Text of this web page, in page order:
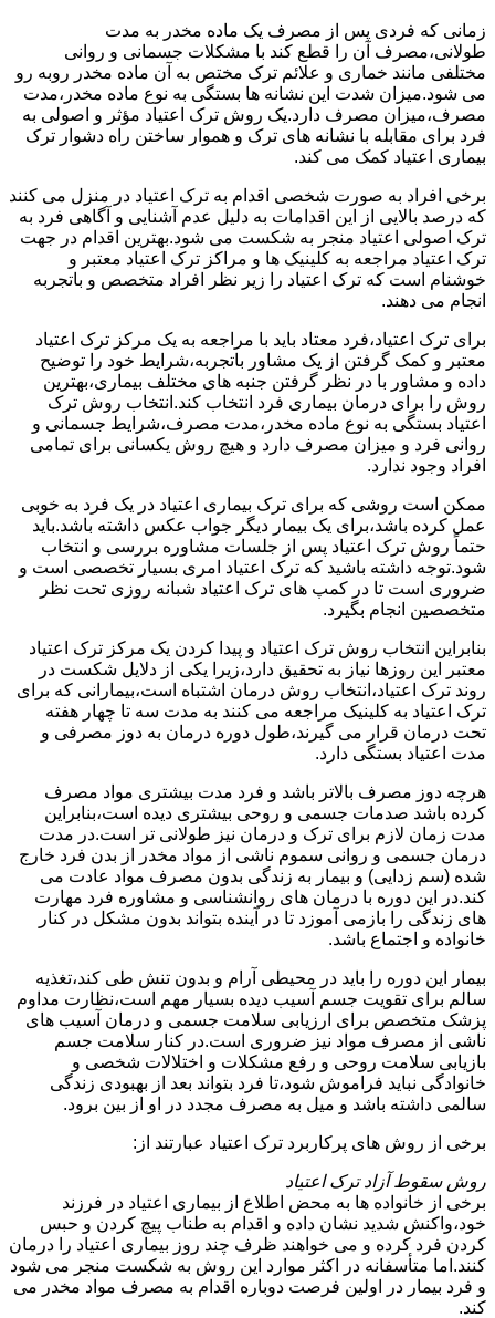
زمانی که فردی پس از مصرف یک ماده مخدر به مدت
طولانی،مصرف آن را قطع کند با مشکلات جسمانی و روانی
مختلفی مانند خماری و علائم ترک مختص به آن ماده مخدر روبه رو
می شود.میزان شدت این نشانه ها بستگی به نوع ماده مخدر،مدت
مصرف،میزان مصرف دارد.یک روش ترک اعتیاد مؤثر و اصولی به
فرد برای مقابله با نشانه های ترک و هموار ساختن راه دشوار ترک
بیماری اعتیاد کمک می کند.
برخی افراد به صورت شخصی اقدام به ترک اعتیاد در منزل می کنند
که درصد بالایی از این اقدامات به دلیل عدم آشنایی و آگاهی فرد به
ترک اصولی اعتیاد منجر به شکست می شود.بهترین اقدام در جهت
ترک اعتیاد مراجعه به کلینیک ها و مراکز ترک اعتیاد معتبر و
خوشنام است که ترک اعتیاد را زیر نظر افراد متخصص و باتجربه
انجام می دهند.
برای ترک اعتیاد،فرد معتاد باید با مراجعه به یک مرکز ترک اعتیاد
معتبر و کمک گرفتن از یک مشاور باتجربه،شرایط خود را توضیح
داده و مشاور با در نظر گرفتن جنبه های مختلف بیماری،بهترین
روش را برای درمان بیماری فرد انتخاب کند.انتخاب روش ترک
اعتیاد بستگی به نوع ماده مخدر،مدت مصرف،شرایط جسمانی و
روانی فرد و میزان مصرف دارد و هیچ روش یکسانی برای تمامی
افراد وجود ندارد.
ممکن است روشی که برای ترک بیماری اعتیاد در یک فرد به خوبی
عمل کرده باشد،برای یک بیمار دیگر جواب عکس داشته باشد.باید
حتماً روش ترک اعتیاد پس از جلسات مشاوره بررسی و انتخاب
شود.توجه داشته باشید که ترک اعتیاد امری بسیار تخصصی است و
ضروری است تا در کمپ های ترک اعتیاد شبانه روزی تحت نظر
متخصصین انجام بگیرد.
بنابراین انتخاب روش ترک اعتیاد و پیدا کردن یک مرکز ترک اعتیاد
معتبر این روزها نیاز به تحقیق دارد،زیرا یکی از دلایل شکست در
روند ترک اعتیاد،انتخاب روش درمان اشتباه است،بیمارانی که برای
ترک اعتیاد به کلینیک مراجعه می کنند به مدت سه تا چهار هفته
تحت درمان قرار می گیرند،طول دوره درمان به دوز مصرفی و
مدت اعتیاد بستگی دارد.
هرچه دوز مصرف بالاتر باشد و فرد مدت بیشتری مواد مصرف
کرده باشد صدمات جسمی و روحی بیشتری دیده است،بنابراین
مدت زمان لازم برای ترک و درمان نیز طولانی تر است.در مدت
درمان جسمی و روانی سموم ناشی از مواد مخدر از بدن فرد خارج
شده (سم زدایی) و بیمار به زندگی بدون مصرف مواد عادت می
کند.در این دوره با درمان های روانشناسی و مشاوره فرد مهارت
های زندگی را بازمی آموزد تا در آینده بتواند بدون مشکل در کنار
خانواده و اجتماع باشد.
بیمار این دوره را باید در محیطی آرام و بدون تنش طی کند،تغذیه
سالم برای تقویت جسم آسیب دیده بسیار مهم است،نظارت مداوم
پزشک متخصص برای ارزیابی سلامت جسمی و درمان آسیب های
ناشی از مصرف مواد نیز ضروری است.در کنار سلامت جسم
بازیابی سلامت روحی و رفع مشکلات و اختلالات شخصی و
خانوادگی نباید فراموش شود،تا فرد بتواند بعد از بهبودی زندگی
سالمی داشته باشد و میل به مصرف مجدد در او از بین برود.
برخی از روش های پرکاربرد ترک اعتیاد عبارتند از:
روش سقوط آزاد ترک اعتیاد
برخی از خانواده ها به محض اطلاع از بیماری اعتیاد در فرزند
خود،واکنش شدید نشان داده و اقدام به طناب پیچ کردن و حبس
کردن فرد کرده و می خواهند ظرف چند روز بیماری اعتیاد را درمان
کنند.اما متأسفانه در اکثر موارد این روش به شکست منجر می شود
و فرد بیمار در اولین فرصت دوباره اقدام به مصرف مواد مخدر می
کند.